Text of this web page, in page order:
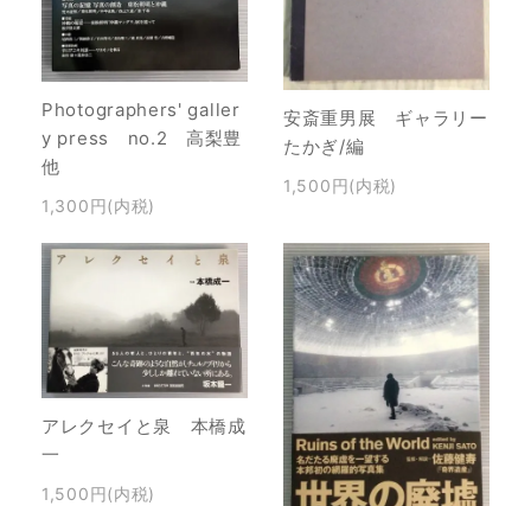
Photographers' galler
y press no.2 高梨豊
他
1,300円(内税)
安斎重男展 ギャラリー
たかぎ/編
1,500円(内税)
アレクセイと泉 本橋成
一
1,500円(内税)